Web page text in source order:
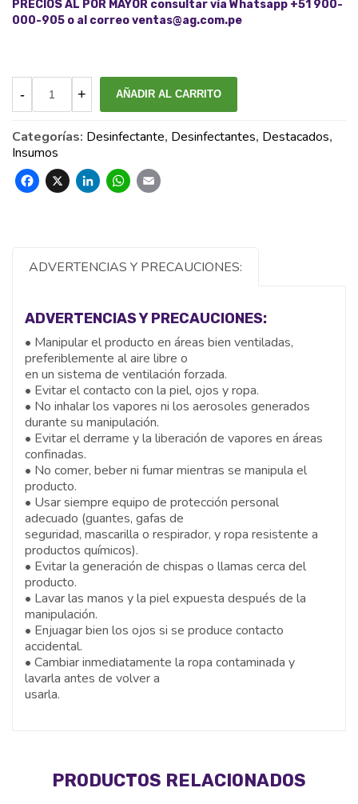
PRECIOS AL POR MAYOR consultar vía Whatsapp +51 900-
000-905 o al correo ventas@ag.com.pe
AÑADIR AL CARRITO
Categorías: Desinfectante, Desinfectantes, Destacados,
Insumos
Facebook
X LinkedIn
WhatsApp
ADVERTENCIAS Y PRECAUCIONES:
ADVERTENCIAS Y PRECAUCIONES:
• Manipular el producto en áreas bien ventiladas,
preferiblemente al aire libre o
en un sistema de ventilación forzada.
• Evitar el contacto con la piel, ojos y ropa.
• No inhalar los vapores ni los aerosoles generados
durante su manipulación.
• Evitar el derrame y la liberación de vapores en áreas
confinadas.
• No comer, beber ni fumar mientras se manipula el
producto.
• Usar siempre equipo de protección personal
adecuado (guantes, gafas de
seguridad, mascarilla o respirador, y ropa resistente a
productos químicos).
• Evitar la generación de chispas o llamas cerca del
producto.
• Lavar las manos y la piel expuesta después de la
manipulación.
• Enjuagar bien los ojos si se produce contacto
accidental.
• Cambiar inmediatamente la ropa contaminada y
lavarla antes de volver a
usarla.
PRODUCTOS RELACIONADOS